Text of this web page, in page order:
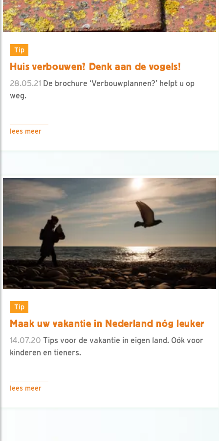
Tip
Huis verbouwen? Denk aan de vogels!
28.05.21 De brochure ‘Verbouwplannen?’ helpt u op
weg.
lees meer
Tip
Maak uw vakantie in Nederland nóg leuker
14.07.20 Tips voor de vakantie in eigen land. Oók voor
kinderen en tieners.
lees meer